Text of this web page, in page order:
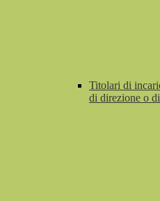
Titolari di
di direzione o